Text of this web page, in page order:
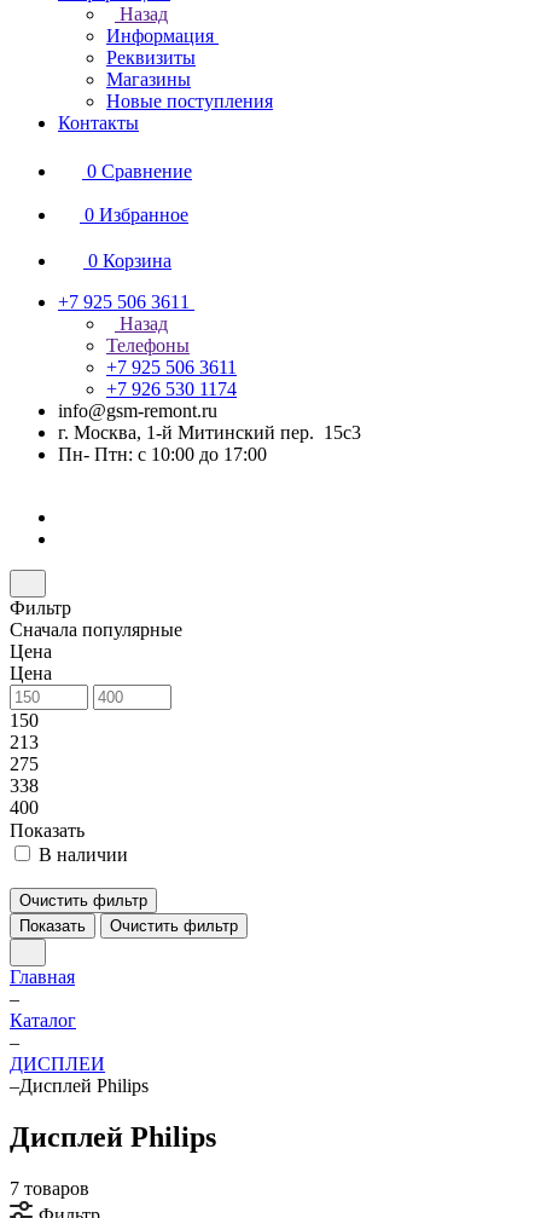
Назад
Информация
Реквизиты
Магазины
Новые поступления
Контакты
0 Сравнение
0 Избранное
0 Корзина
+7 925 506 3611
Назад
Телефоны
+7 925 506 3611
+7 926 530 1174
info@gsm-remont.ru
г. Москва, 1-й Митинский пер. 15с3
Пн- Птн: с 10:00 до 17:00
Фильтр
Сначала популярные
Цена
Цена
150
213
275
338
400
Показать
В наличии
Очистить фильтр
Показать
Очистить фильтр
Главная
–
Каталог
–
ДИСПЛЕИ
–Дисплей Philips
Дисплей Philips
7 товаров